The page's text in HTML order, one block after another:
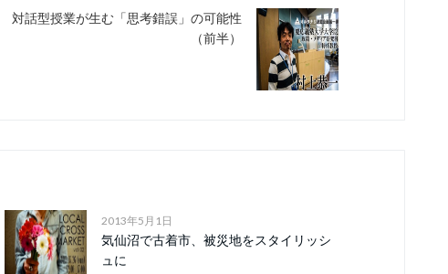
対話型授業が生む「思考錯誤」の可能性
（前半）
2013年5月1日
気仙沼で古着市、被災地をスタイリッシ
ュに